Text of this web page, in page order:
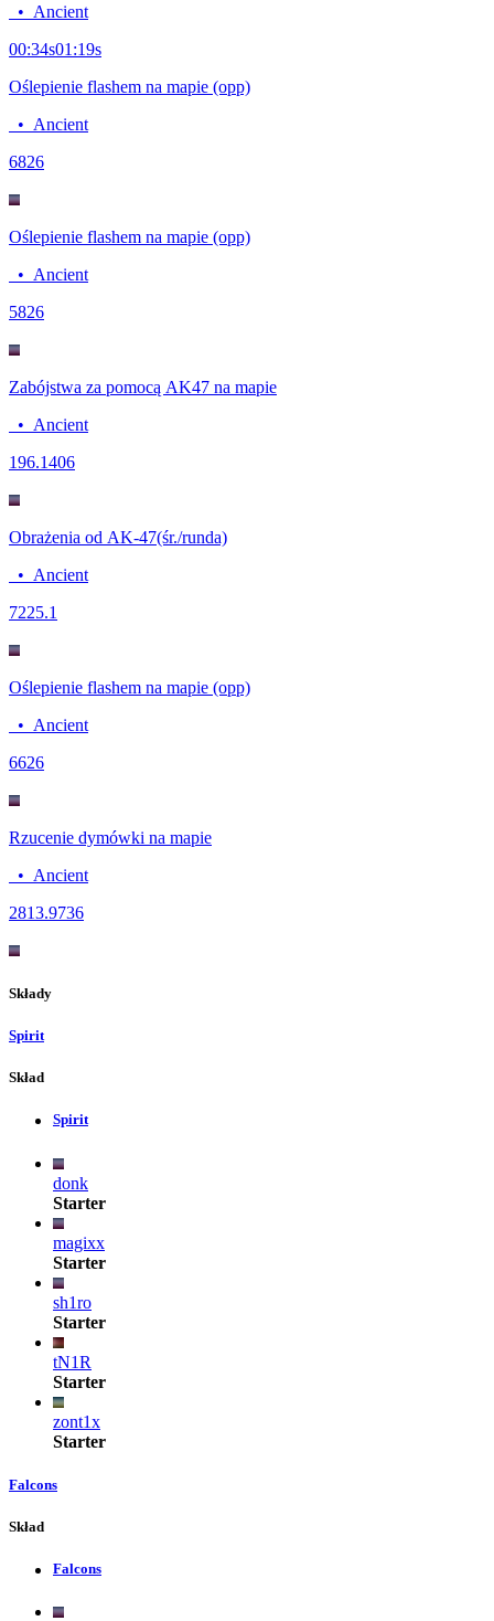
• Ancient
00:34s01:19s
Oślepienie flashem na mapie (opp)
• Ancient
6826
Oślepienie flashem na mapie (opp)
• Ancient
5826
Zabójstwa za pomocą AK47 na mapie
• Ancient
196.1406
Obrażenia od AK-47(śr./runda)
• Ancient
7225.1
Oślepienie flashem na mapie (opp)
• Ancient
6626
Rzucenie dymówki na mapie
• Ancient
2813.9736
Składy
Spirit
Skład
Spirit
donk
Starter
magixx
Starter
sh1ro
Starter
tN1R
Starter
zont1x
Starter
Falcons
Skład
Falcons